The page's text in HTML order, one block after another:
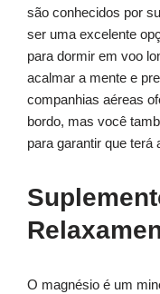
são conhecidos por
ser uma excelente
para dormir em voo
acalmar a mente e
companhias aéreas
bordo, mas você
para garantir que terá
O magnésio é um